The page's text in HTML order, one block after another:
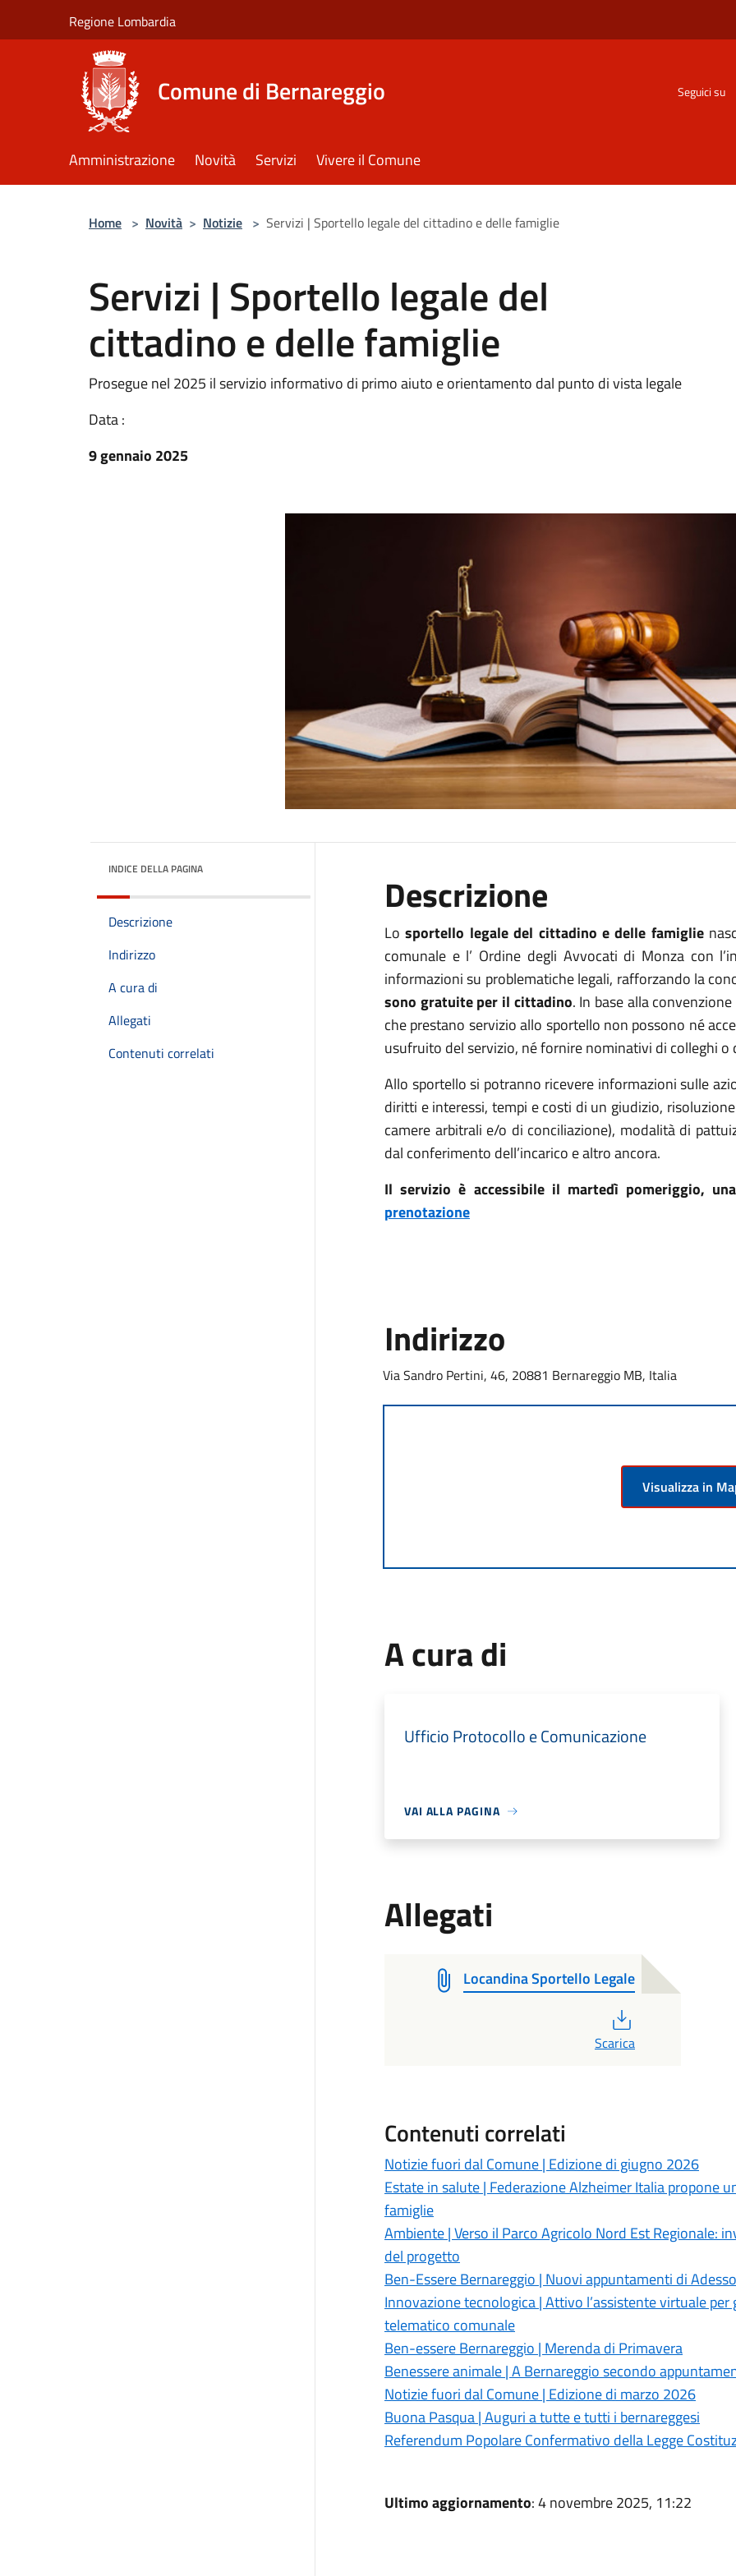
Regione Lombardia
Comune di Bernareggio Seguici su
Amministrazione Novità Servizi Vivere il Comune
Home > Novità > Notizie > Servizi | Sportello legale del cittadino e delle famiglie
Servizi | Sportello legale del
cittadino e delle famiglie
Prosegue nel 2025 il servizio informativo di primo aiuto e orientamento dal punto di vista legale
Data :
9 gennaio 2025
INDICE DELLA PAGINA
Descrizione
Indirizzo
A cura di
Allegati
Contenuti correlati
Descrizione
Losportello legale del cittadino e delle famiglie
comunale e l’ Ordine degli Avvocati di Monza con
informazioni su problematiche legali, rafforzando la
sono gratuite per il cittadino. In base alla
che prestano servizio allo sportello non possono né
usufruito del servizio, né fornire nominativi di colleghi
Allo sportello si potranno ricevere informazioni sulle
diritti e interessi, tempi e costi di un giudizio,
camere arbitrali e/o di conciliazione), modalità di
dal conferimento dell’incarico e altro ancora.
Il servizio è accessibile il martedì pomeriggio,
prenotazione
Indirizzo
Via Sandro Pertini, 46, 20881 Bernareggio MB, Italia
Visualizza in
A cura di
Ufficio Protocollo e Comunicazione
VAI ALLA PAGINA
Allegati
Locandina Sportello Legale
Scarica
Contenuti correlati
Notizie fuori dal Comune | Edizione di giugno 2026
Estate in salute | Federazione Alzheimer Italia propone
famiglie
Ambiente | Verso il Parco Agricolo Nord Est Regionale:
del progetto
Ben-Essere Bernareggio | Nuovi appuntamenti di
Innovazione tecnologica | Attivo l’assistente virtuale
telematico comunale
Ben-essere Bernareggio | Merenda di Primavera
Benessere animale | A Bernareggio secondo
Notizie fuori dal Comune | Edizione di marzo 2026
Buona Pasqua | Auguri a tutte e tutti i bernareggesi
Referendum Popolare Confermativo della Legge
Ultimo aggiornamento: 4 novembre 2025, 11:22